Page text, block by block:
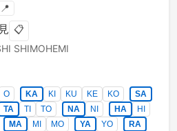
📍
📋
SHIMOHEMI
O KA KI KU KE KO
SA
TA TI TO NA NI HA
HI
MA MI MO YA YO RA